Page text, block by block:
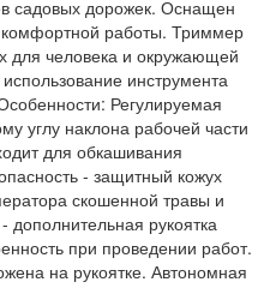
садовых дорожек. Оснащен
комфортной работы. Триммер
для человека и окружающей
инструмента
Регулируемая
углу наклона рабочей части
для обкашивания
- защитный кожух
скошенной травы и
рукоятка
при проведении работ.
на рукоятке. Автономная